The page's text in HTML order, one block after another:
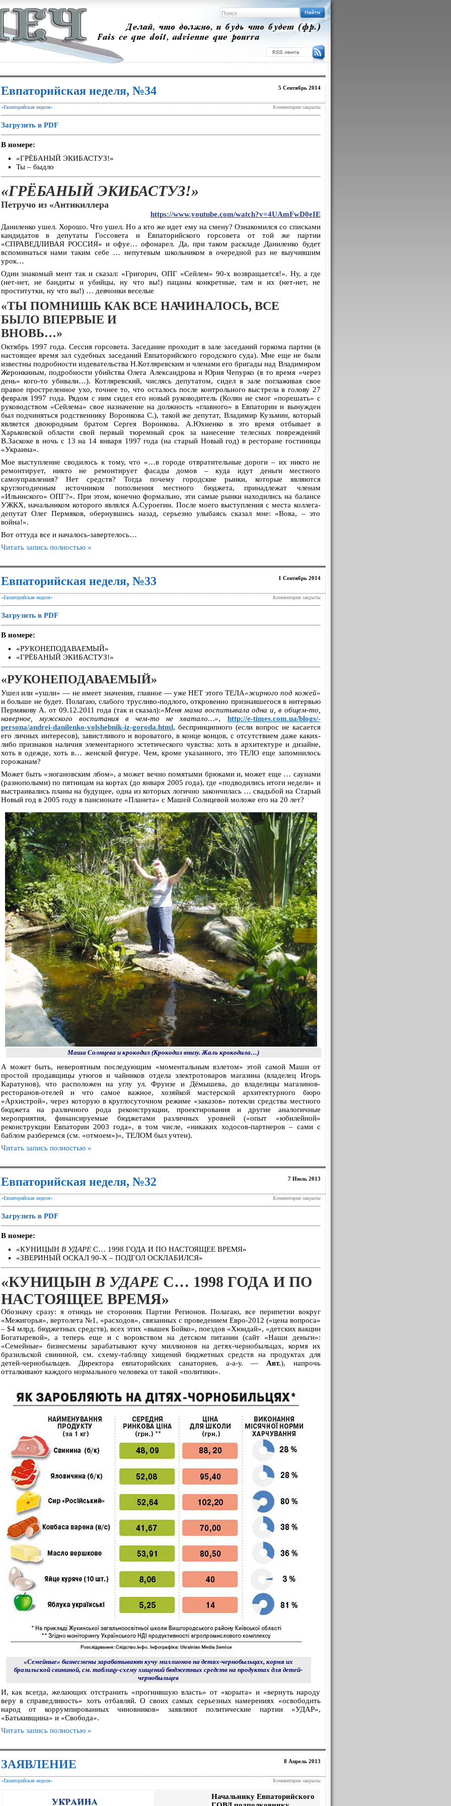
Евпаторийская неделя, №34 5 Сентябрь 2014
«Евпаторийская неделя» Комментарии закрыты
Загрузить в PDF
В номере:
«ГРЁБАНЫЙ ЭКИБАСТУЗ!»
Ты – быдло
«ГРЁБАНЫЙ ЭКИБАСТУЗ!»
Петручо из «Антикиллера
https://www.youtube.com/watch?v=4UAmFwD0eIE
Даниленко ушел. Хорошо. Что ушел. Но а кто же идет ему на смену? Ознакомился со списками
кандидатов в депутаты Госсовета и Евпаторийского горсовета от той же партии
«СПРАВЕДЛИВАЯ РОССИЯ» и офуе… офонарел. Да, при таком раскладе Даниленко будет
вспоминаться нами таким себе … непутевым школьником в очередной раз не выучившим
урок…
Один знакомый мент так и сказал: «Григорич, ОПГ «Сейлем» 90-х возвращается!». Ну, а где
(нет-нет, не бандиты и убийцы, ну что вы!) пацаны конкретные, там и их (нет-нет, не
проститутки, ну что вы!) … девчонки веселые
«ТЫ ПОМНИШЬ КАК ВСЕ НАЧИНАЛОСЬ, ВСЕ
БЫЛО ВПЕРВЫЕ И
ВНОВЬ…»
Октябрь 1997 года. Сессия горсовета. Заседание проходит в зале заседаний горкома партии (в
настоящее время зал судебных заседаний Евпаторийского городского суда). Мне еще не были
известны подробности издевательства Н.Котляревским и членами его бригады над Владимиром
Жеронкиным, подробности убийства Олега Александрова и Юрия Чепурко (в то время «через
день» кого-то убивали…). Котляревский, числясь депутатом, сидел в зале поглаживая свое
правое простреленное ухо, точнее то, что осталось после контрольного выстрела в голову 27
февраля 1997 года. Рядом с ним сидел его новый руководитель (Колян не смог «порешать» с
руководством «Сейлема» свое назначение на должность «главного» в Евпатории и вынужден
был подчиняться родственнику Воронкова С.), такой же депутат, Владимир Кузьмин, который
является двоюродным братом Сергея Воронкова. А.Юхненко в это время отбывает в
Харьковской области свой первый тюремный срок за нанесение телесных повреждений
В.Заскоке в ночь с 13 на 14 января 1997 года (на старый Новый год) в ресторане гостиницы
«Украина».
Мое выступление сводилось к тому, что «…в городе отвратительные дороги – их никто не
ремонтирует, никто не ремонтирует фасады домов – куда идут деньги мест­ного
самоуправления? Нет средств? Тогда почему городские рынки, которые являются
круглогодичным источником пополнения местного бюджета, принадлежат членам
«Ильинского» ОПГ?». При этом, конечно формально, эти самые рынки находились на балансе
УЖКХ, начальником которого являлся А.Суроегин. После моего выступления с места коллега-
депутат Олег Пермяков, обернувшись назад, серьезно улыбаясь сказал мне: «Вова, – это
война!».
Вот оттуда все и началось-завертелось…
Читать запись полностью »
Евпаторийская неделя, №33 1 Сентябрь 2014
«Евпаторийская неделя» Комментарии закрыты
Загрузить в PDF
В номере:
«РУКОНЕПОДАВАЕМЫЙ»
«ГРЁБАНЫЙ ЭКИБАСТУЗ!»
«РУКОНЕПОДАВАЕМЫЙ»
Ушел или «ушли» — не имеет значения, главное — уже НЕТ этого ТЕЛА«жирного под кожей»
и больше не будет. Полагаю, слабого трусливо-подлого, откровенно признавшегося в интервью
Пермякову А. от 09.12.2011 года (так и сказал):«Меня мама воспитывала одна и, в общем-то,
наверное, мужского воспитания в чем-то не хватало…»,
http://e-times.com.ua/blogs/-
persona/andrei-danilenko-volshebnik-iz-goroda.html, беспринципного (если вопрос не касается
его личных интересов), завистливого и вороватого, в конце концов, с отсутствием даже каких-
либо признаков наличия элементарного эстетического чувства: хоть в архитектуре и дизайне,
хоть в одежде, хоть в… женской фигуре. Чем, кроме указанного, это ТЕЛО еще запомнилось
горожанам?
Может быть «зюгановским лбом», а может вечно помятыми брюками и, может еще … саунами
(разнополыми) по пятницам на кортах (до января 2005 года), где «подводились итоги недели» и
выстраивались планы на будущее, одна из которых логично закончилась … свадьбой на Старый
Новый год в 2005 году в пансионате «Планета» с Машей Солнцевой моложе его на 20 лет?
Маша Солнцева и крокодил (Крокодил внизу. Жаль крокодила…)
А может быть, невероятным последующим «моментальным взлетом» этой самой Маши от
простой продавщицы утюгов и чайников отдела электротоваров магазина (владелец Игорь
Каратунов), что расположен на углу ул. Фрунзе и Дёмышева, до владелицы магазинов-
ресторанов-отелей и что самое важное, хозяйкой мастерской архитектурного бюро
«Архистрой», через которую в круглосуточном режиме «заказов» потекли средства местного
бюджета на различного рода реконструкции, проектирования и другие аналогичные
мероприятия, финансируемые бюджетами различных уровней («опыт «юбилейной»
реконструкции Евпатории 2003 года», в том числе, «никаких ходосов-партнеров – сами с
баблом разберемся (см. «отмоем»)», ТЕЛОМ был учтен).
Читать запись полностью »
Евпаторийская неделя, №32 7 Июль 2013
«Евпаторийская неделя» Комментарии закрыты
Загрузить в PDF
В номере:
«КУНИЦЫНВ УДАРЕС… 1998 ГОДА И ПО НАСТОЯЩЕЕ ВРЕМЯ»
«ЗВЕРИНЫЙ ОСКАЛ 90-Х – ПОДГОЛ ОСКЛАБИЛСЯ»
«КУНИЦЫНВ УДАРЕ С… 1998 ГОДА И ПО
НАСТОЯЩЕЕ ВРЕМЯ»
Обозначу сразу: я отнюдь не сторонник Партии Регионов. Полагаю, все перипетии вокруг
«Межигорья», вертолета №1, «расходов», связанных с проведением Евро-2012 («цена вопроса»
– $4 млрд. бюджетных средств), всех этих «вышек Бойко», поездов «Хюндай», «детских вакцин
Богатыревой», а теперь еще и с воровством на детском питании (сайт «Наши деньги»:
«Семейные» бизнесмены зарабатывают кучу миллионов на детях-чернобыльцах, кормя их
бразильской свининой, см. схему-таблицу хищений бюджетных средств на продуктах для
детей-чернобыльцев. Директора евпаторийских санаториев, а-а-у. — Авт.), напрочь
отталкивают каждого нормального человека от такой «политики».
«Семейные» бизнесмены зарабатывают кучу миллионов на детях-чернобыльцах, кормя их
бразильской свининой, см. таблицу-схему хищений бюджетных средств на продуктах для детей-
чернобыльцев
И, как всегда, желающих отстранить «прогнившую власть» от «корыта» и «вернуть народу
веру в справедливость» хоть отбавляй. О своих самых серьезных намерениях «освободить
народ от коррумпированных чиновников» заявляют политические партии «УДАР»,
«Батькивщина» и «Свобода».
Читать запись полностью »
ЗАЯВЛЕНИЕ 8 Апрель 2013
«Евпаторийская неделя» Комментарии закрыты
Начальнику Евпаторийского